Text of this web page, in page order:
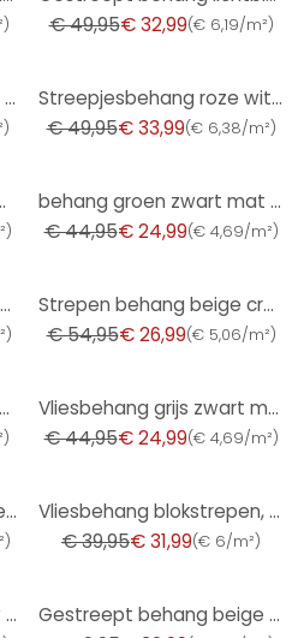
)
€ 49,95€ 32,99(€ 6,19/m²)
Gestreept behang paars grijs PVC-vrij - vliesbehang gestreept van A.S. Création 386654
)
Streepjesbehang roze wit - delicaat behang met streepjespatroon
€ 49,95€ 33,99(€ 6,38/m²)
elegant & modern
)
behang groen zwart mat gestreept - scandinavisch modern vliesbehang paneel look
€ 44,95€ 24,99(€ 4,69/m²)
Gestreept behang vliesbehang Shades Iconic wit groen
)
Strepen behang beige crème - vliesbehang kunst A.S. Création - mat en licht structuurloos
€ 54,95€ 26,99(€ 5,06/m²)
Streepbehang - vliesbehang country house by A.S. Création beige wit duurzaam 386652
)
Vliesbehang grijs zwart mat gestreept - modern skandi behang met houten panelen
€ 44,95€ 24,99(€ 4,69/m²)
behangpapier met stroken Erismann Versailles beige, crème
)
Vliesbehang blokstrepen, strepen klassiek mat in grijs
€ 39,95€ 31,99(€ 6/m²)
Streepbehang lichtblauw beige - klassiek streeppatroon mat - Vliesbehang modern
Gestreept behang beige wit - klassiek behang met streepmotief